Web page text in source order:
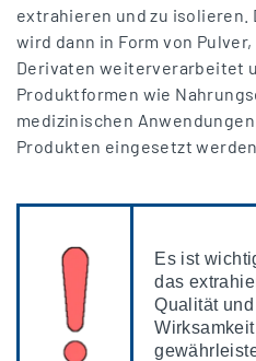
extrahieren und zu isolieren.
wird dann in Form von
Derivaten weiterverarbeitet
Produktformen wie
medizinischen
Produkten eingesetzt werden.
Es ist
das
Qualität